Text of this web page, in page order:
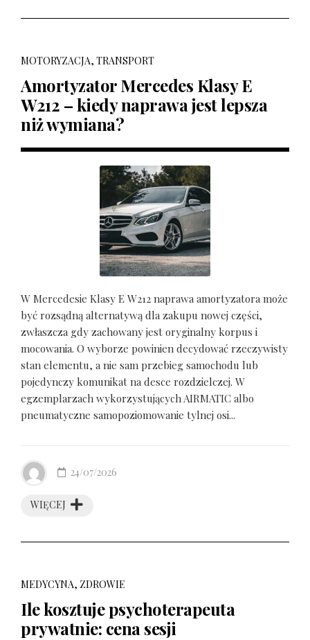
MOTORYZACJA, TRANSPORT
Amortyzator Mercedes Klasy E
W212 – kiedy naprawa jest lepsza
niż wymiana?
W Mercedesie Klasy E W212 naprawa amortyzatora może
być rozsądną alternatywą dla zakupu nowej części,
zwłaszcza gdy zachowany jest oryginalny korpus i
mocowania. O wyborze powinien decydować rzeczywisty
stan elementu, a nie sam przebieg samochodu lub
pojedynczy komunikat na desce rozdzielczej. W
egzemplarzach wykorzystujących AIRMATIC albo
pneumatyczne samopoziomowanie tylnej osi...
WIĘCEJ
24/07/2026
MEDYCYNA, ZDROWIE
Ile kosztuje psychoterapeuta
prywatnie: cena sesji